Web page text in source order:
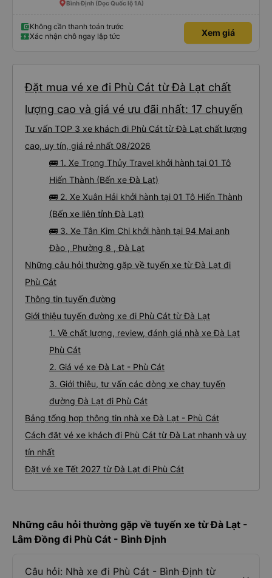
tích cực với công ty này. Đây là dịch vụ xe buýt tốt nhất mà tôi từng sử
đáng kể và tôi sẽ giới thiệu dịch vụ này cho bất kỳ ai đi tuyến đường này.
Bình Định (Dọc Quốc lộ 1A)
Không cần thanh toán trước
Xác nhận chỗ ngay lập tức
Xem giá
Đặt mua vé xe đi Phù Cát từ Đà Lạt chất
lượng cao và giá vé ưu đãi nhất: 17 chuyến
Tư vấn TOP 3 xe khách đi Phù Cát từ Đà Lạt chất lượng
cao, uy tín, giá rẻ nhất 08/2026
🚌 1. Xe Trọng Thủy Travel khởi hành tại 01 Tô
Hiến Thành (Bến xe Đà Lạt)
🚌 2. Xe Xuân Hải khởi hành tại 01 Tô Hiến Thành
(Bến xe liên tỉnh Đà Lạt)
🚌 3. Xe Tân Kim Chi khởi hành tại 94 Mai anh
Đào , Phường 8 , Đà Lạt
Những câu hỏi thường gặp về tuyến xe từ Đà Lạt đi
Phù Cát
Thông tin tuyến đường
Giới thiệu tuyến đường xe đi Phù Cát từ Đà Lạt
1. Về chất lượng, review, đánh giá nhà xe Đà Lạt
Phù Cát
2. Giá vé xe Đà Lạt - Phù Cát
3. Giới thiệu, tư vấn các dòng xe chạy tuyến
đường Đà Lạt đi Phù Cát
Bảng tổng hợp thông tin nhà xe Đà Lạt - Phù Cát
Cách đặt vé xe khách đi Phù Cát từ Đà Lạt nhanh và uy
tín nhất
Đặt vé xe Tết 2027 từ Đà Lạt đi Phù Cát
Những câu hỏi thường gặp về tuyến xe từ Đà Lạt -
Lâm Đồng đi Phù Cát - Bình Định
Câu hỏi: Nhà xe đi Phù Cát - Bình Định từ